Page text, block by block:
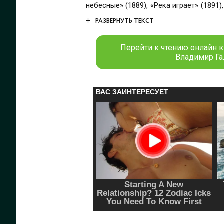
небесные» (1889), «Река играет» (1891), «На
(1885—1895) – один из наиболее
РАЗВЕРНУТЬ ТЕКСТ
Перейти к чтению онлайн
Владимир